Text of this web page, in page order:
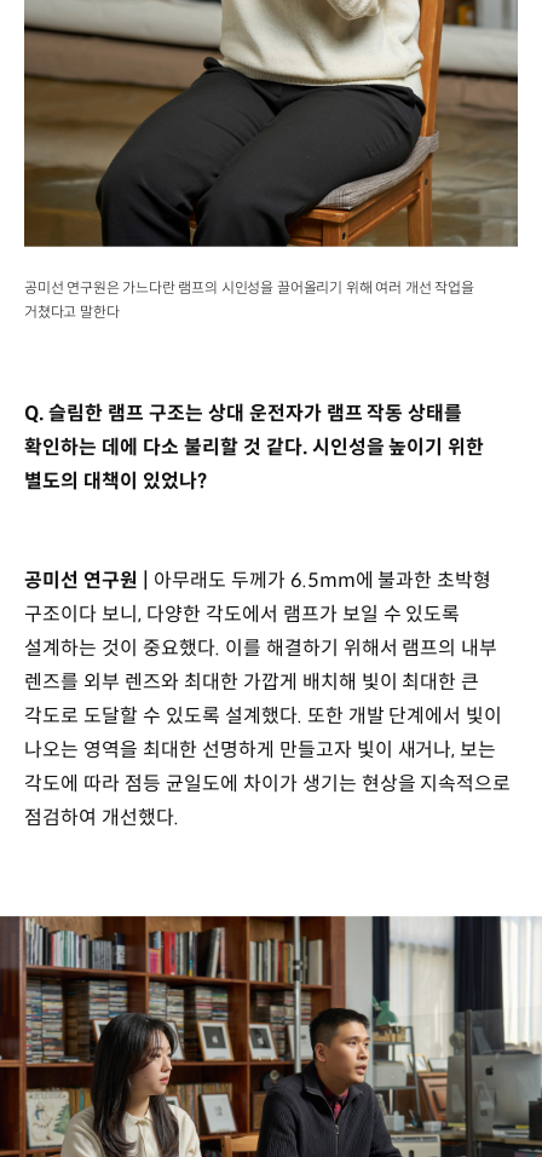
공미선 연구원은 가느다란 램프의 시인성을 끌어올리기 위해 여러 개선 작업을
거쳤다고 말한다
Q. 슬림한 램프 구조는 상대 운전자가 램프 작동 상태를
확인하는 데에 다소 불리할 것 같다. 시인성을 높이기 위한
별도의 대책이 있었나?
공미선 연구원 | 아무래도 두께가 6.5mm에 불과한 초박형
구조이다 보니, 다양한 각도에서 램프가 보일 수 있도록
설계하는 것이 중요했다. 이를 해결하기 위해서 램프의 내부
렌즈를 외부 렌즈와 최대한 가깝게 배치해 빛이 최대한 큰
각도로 도달할 수 있도록 설계했다. 또한 개발 단계에서 빛이
나오는 영역을 최대한 선명하게 만들고자 빛이 새거나, 보는
각도에 따라 점등 균일도에 차이가 생기는 현상을 지속적으로
점검하여 개선했다.